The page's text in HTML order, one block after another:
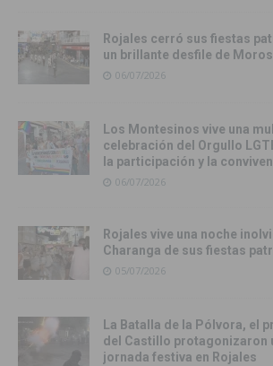
Rojales cerró sus fiestas
un brillante desfile de
06/07/2026
Los Montesinos vive una
celebración del Orgullo
la participación y la
06/07/2026
Rojales vive una noche
Charanga de sus fiestas
05/07/2026
La Batalla de la Pólvora, el
del Castillo protagonizaron
jornada festiva en Rojales